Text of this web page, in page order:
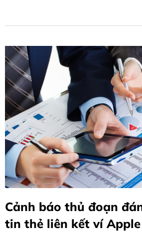
Cảnh báo thủ đoạn
tin thẻ liên kết ví Apple